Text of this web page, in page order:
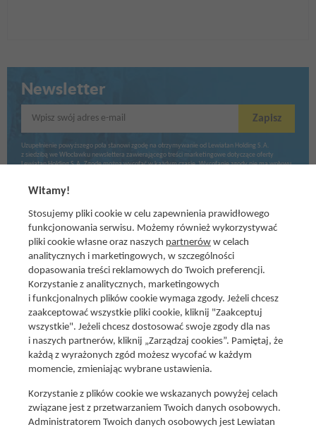
Newsletter
Wpisz swój adres e-mail Zapisz
Uzupełnienie powyższego pola stanowi zgodę na otrzymywanie od Lewiatan Holding S.A.
z siedzibą we Włocławku newslettera zawierającego treści marketingowe dotyczące oferty
Lewiatan Holding S.A. Zgodę można wycofać w każdym czasie. Wycofanie zgody nie ma wpływu
Social media
Znajdź nas na:
Promocje i oferty
Aktualna gazetka
Gotuję z Lewiatanem
Znajdź sklep
Witamy!
Stosujemy pliki cookie w celu zapewnienia prawidłowego
funkcjonowania serwisu. Możemy również wykorzystywać
pliki cookie własne oraz naszych partnerów w celach
analitycznych i marketingowych, w szczególności
dopasowania treści reklamowych do Twoich preferencji.
Korzystanie z analitycznych, marketingowych
i funkcjonalnych plików cookie wymaga zgody. Jeżeli chcesz
zaakceptować wszystkie pliki cookie, kliknij "Zaakceptuj
wszystkie". Jeżeli chcesz dostosować swoje zgody dla nas
i naszych partnerów, kliknij „Zarządzaj cookies”. Pamiętaj, że
każdą z wyrażonych zgód możesz wycofać w każdym
momencie, zmieniając wybrane ustawienia.
Korzystanie z plików cookie we wskazanych powyżej celach
związane jest z przetwarzaniem Twoich danych osobowych.
Administratorem Twoich danych osobowych jest Lewiatan